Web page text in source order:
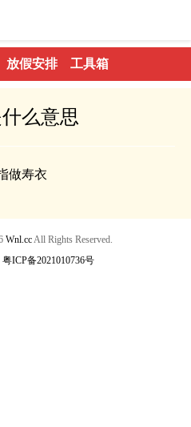
放假安排 工具箱
么意思
做寿衣
Wnl.ccAll Rights Reserved.
粤ICP备2021010736号